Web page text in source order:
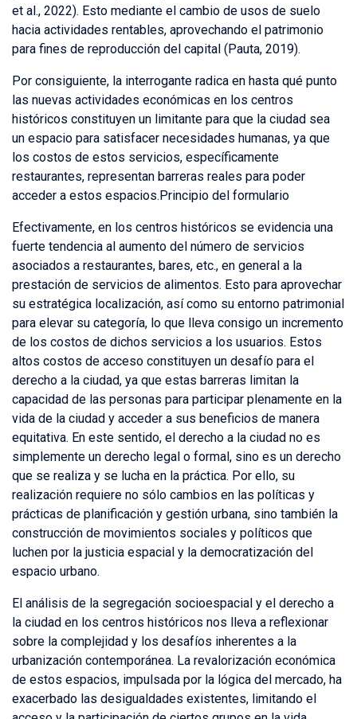
et al., 2022). Esto mediante el cambio de usos de suelo
hacia actividades rentables, aprovechando el patrimonio
para fines de reproducción del capital (Pauta, 2019).
Por consiguiente, la interrogante radica en hasta qué punto
las nuevas actividades económicas en los centros
históricos constituyen un limitante para que la ciudad sea
un espacio para satisfacer necesidades humanas, ya que
los costos de estos servicios, específicamente
restaurantes, representan barreras reales para poder
acceder a estos espacios.Principio del formulario
Efectivamente, en los centros históricos se evidencia una
fuerte tendencia al aumento del número de servicios
asociados a restaurantes, bares, etc., en general a la
prestación de servicios de alimentos. Esto para aprovechar
su estratégica localización, así como su entorno patrimonial
para elevar su categoría, lo que lleva consigo un incremento
de los costos de dichos servicios a los usuarios. Estos
altos costos de acceso constituyen un desafío para el
derecho a la ciudad, ya que estas barreras limitan la
capacidad de las personas para participar plenamente en la
vida de la ciudad y acceder a sus beneficios de manera
equitativa. En este sentido, el derecho a la ciudad no es
simplemente un derecho legal o formal, sino es un derecho
que se realiza y se lucha en la práctica. Por ello, su
realización requiere no sólo cambios en las políticas y
prácticas de planificación y gestión urbana, sino también la
construcción de movimientos sociales y políticos que
luchen por la justicia espacial y la democratización del
espacio urbano.
El análisis de la segregación socioespacial y el derecho a
la ciudad en los centros históricos nos lleva a reflexionar
sobre la complejidad y los desafíos inherentes a la
urbanización contemporánea. La revalorización económica
de estos espacios, impulsada por la lógica del mercado, ha
exacerbado las desigualdades existentes, limitando el